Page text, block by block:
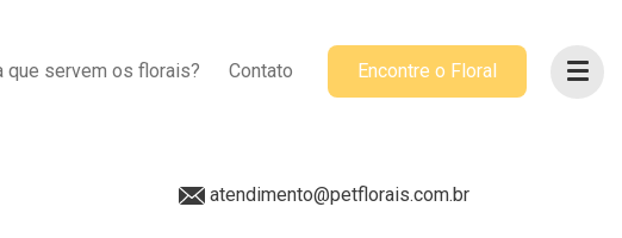
que servem os florais? Contato Encontre o Floral
ACOMPANHE-NOS
@petflorais
atendimento@petflorais.com.br